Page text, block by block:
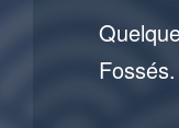
Fossés.